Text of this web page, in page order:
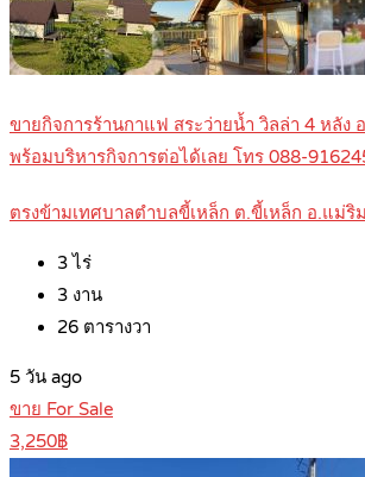
ขายกิจการร้านกาแฟ สระว่ายน้ำ วิลล่า 4 หลัง
พร้อมบริหารกิจการต่อได้เลย โทร 088-
ตรงข้ามเทศบาลตำบลขี้เหล็ก ต.ขี้เหล็ก อ.แม่ริ
3ไร่
3 งาน
26 ตารางวา
5 วัน ago
ขาย For Sale
3,250฿